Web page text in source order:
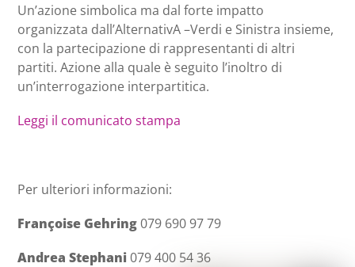
Un’azione simbolica ma dal forte impatto
organizzata dall’AlternativA –Verdi e Sinistra insieme,
con la partecipazione di rappresentanti di altri
partiti. Azione alla quale è seguito l’inoltro di
un’interrogazione interpartitica.
Leggi il comunicato stampa
Per ulteriori informazioni:
Françoise Gehring079 690 97 79
Andrea Stephani079 400 54 36